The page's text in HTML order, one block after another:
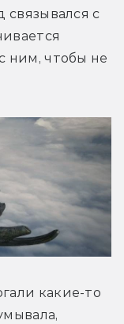
связывался с
ним, чтобы не
какие-то